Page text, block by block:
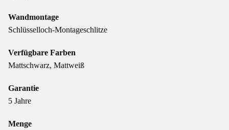
Wandmontage
Schlüsselloch-Montageschlitze
Verfügbare Farben
Mattschwarz, Mattweiß
Garantie
5 Jahre
Menge